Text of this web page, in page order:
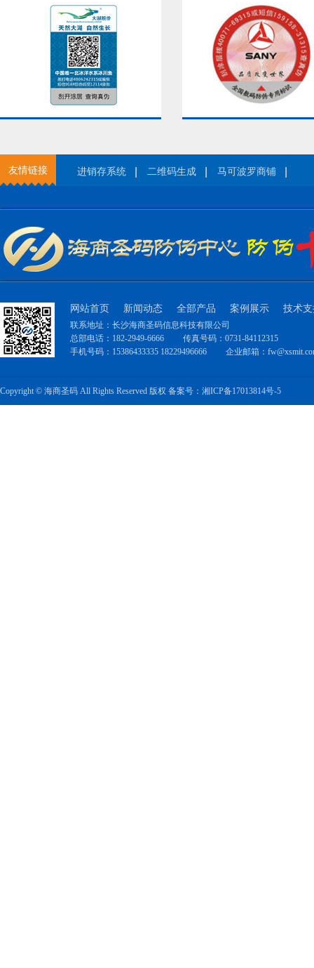
友情链接 进销存系统 二维码生成 马可波罗商铺
网站首页 新闻动态 全部产品 案例展示 技术
联系地址：长沙海商圣码信息科技有限公司
总部电话：182-2949-6666
传真号码：0731-84112315
手机号码：15386433335 18229496666
企业邮箱：
Copyright © 海商圣码 All Rights Reserved 版权 备案号：湘ICP备17013814号-5